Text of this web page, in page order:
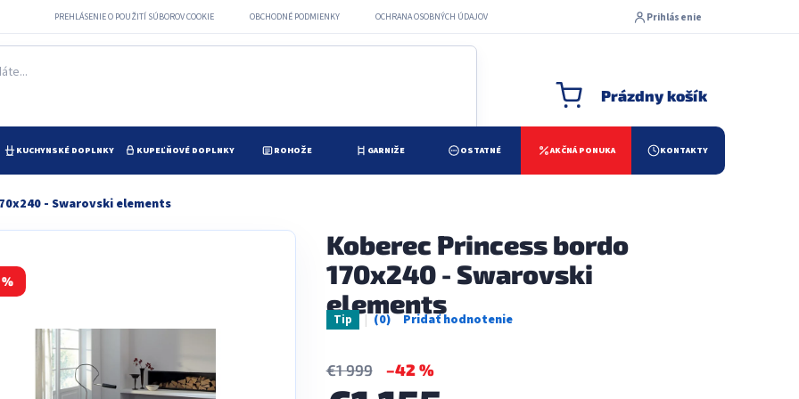
PREHLÁSENIE O POUŽITÍ SÚBOROV COOKIE OBCHODNÉ PODMIENKY OCHRANA OSOBNÝCH ÚDAJOV Prihlásenie
NÁKUPNÝ KOŠÍK
Prázdny košík
KUCHYNSKÉ DOPLNKY KUPEĽŇOVÉ DOPLNKY ROHOŽE GARNIŽE OSTATNÉ AKČNÁ PONUKA KONTAKTY
- Swarovski elements
Koberec Princess bordo
170x240 - Swarovski
elements
Tip
Priemerné
€1 999 –42 %